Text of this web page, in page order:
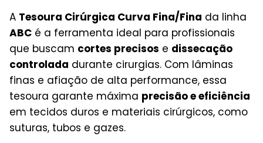
A Tesoura Cirúrgica Curva Fina/Fina da linha
ABC é a ferramenta ideal para profissionais
que buscam cortes precisos e dissecação
controlada durante cirurgias. Com lâminas
finas e afiação de alta performance, essa
tesoura garante máxima precisão e eficiência
em tecidos duros e materiais cirúrgicos, como
suturas, tubos e gazes.